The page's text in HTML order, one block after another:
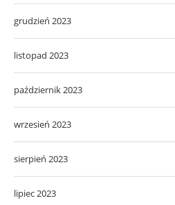
grudzień 2023
listopad 2023
październik 2023
wrzesień 2023
sierpień 2023
lipiec 2023